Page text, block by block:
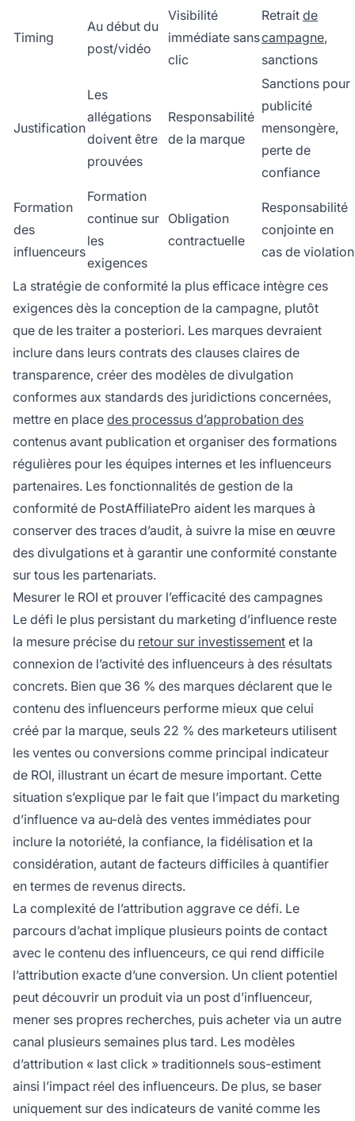
Timing
Au début du
post/vidéo
Visibilité
immédiate sans
clic
Retrait de
campagne,
sanctions
Justification
Les
allégations
doivent être
prouvées
Responsabilité
de la marque
Sanctions pour
publicité
mensongère,
perte de
confiance
Formation
des
influenceurs
Formation
continue sur
les
exigences
Obligation
contractuelle
Responsabilité
conjointe en
cas de violation
La stratégie de conformité la plus efficace intègre ces
exigences dès la conception de la campagne, plutôt
que de les traiter a posteriori. Les marques devraient
inclure dans leurs contrats des clauses claires de
transparence, créer des modèles de divulgation
conformes aux standards des juridictions concernées,
mettre en place des processus d’approbation des
contenus avant publication et organiser des formations
régulières pour les équipes internes et les influenceurs
partenaires. Les fonctionnalités de gestion de la
conformité de PostAffiliatePro aident les marques à
conserver des traces d’audit, à suivre la mise en œuvre
des divulgations et à garantir une conformité constante
sur tous les partenariats.
Mesurer le ROI et prouver l’efficacité des campagnes
Le défi le plus persistant du marketing d’influence reste
la mesure précise du retour sur investissement et la
connexion de l’activité des influenceurs à des résultats
concrets. Bien que 36 % des marques déclarent que le
contenu des influenceurs performe mieux que celui
créé par la marque, seuls 22 % des marketeurs utilisent
les ventes ou conversions comme principal indicateur
de ROI, illustrant un écart de mesure important. Cette
situation s’explique par le fait que l’impact du marketing
d’influence va au-delà des ventes immédiates pour
inclure la notoriété, la confiance, la fidélisation et la
considération, autant de facteurs difficiles à quantifier
en termes de revenus directs.
La complexité de l’attribution aggrave ce défi. Le
parcours d’achat implique plusieurs points de contact
avec le contenu des influenceurs, ce qui rend difficile
l’attribution exacte d’une conversion. Un client potentiel
peut découvrir un produit via un post d’influenceur,
mener ses propres recherches, puis acheter via un autre
canal plusieurs semaines plus tard. Les modèles
d’attribution « last click » traditionnels sous-estiment
ainsi l’impact réel des influenceurs. De plus, se baser
uniquement sur des indicateurs de vanité comme les